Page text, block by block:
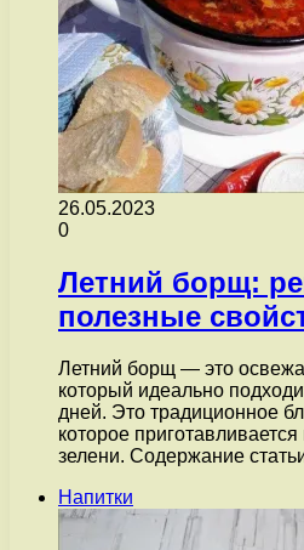
26.05.2023
0
Летний борщ:
полезные
Летний борщ — это
который идеально
дней. Это традиционное
которое
зелени. Содержание
Напитки